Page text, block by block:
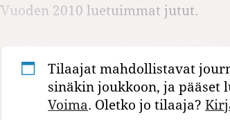
Vuoden 2010 luetuimmat jutut.
Tilaajat mahdollistavat
sinäkin joukkoon, ja
Voima. Oletko jo tilaaja?